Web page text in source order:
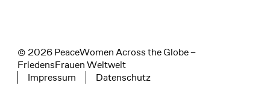
© 2026 PeaceWomen Across the Globe –
FriedensFrauen Weltweit
Tertiary navigation
Impressum Datenschutz